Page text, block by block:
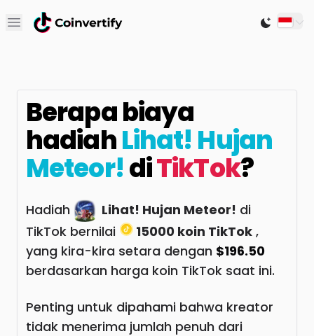
Open main menu Switch
Berapa biaya
hadiahLihat! Hujan
Meteor!diTikTok?
Hadiah Lihat! Hujan Meteor! di
TikTok bernilai
15000 koin TikTok ,
yang kira-kira setara dengan $196.50
berdasarkan harga koin TikTok saat ini.
Penting untuk dipahami bahwa kreator
tidak menerima jumlah penuh dari